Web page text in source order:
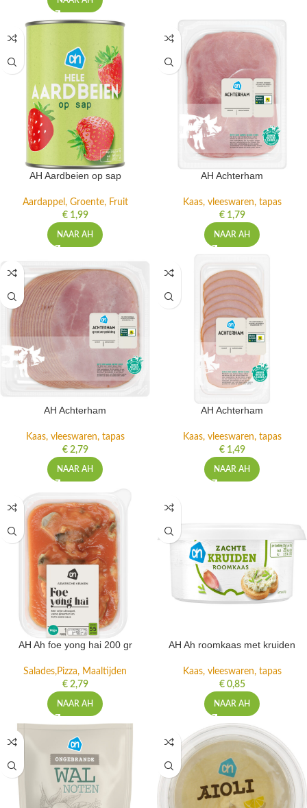
AH Aardbeien op sap
Aardappel, Groente, Fruit
€1,99
NAAR AH
AH Achterham
Kaas, vleeswaren, tapas
€1,79
NAAR AH
AH Achterham
Kaas, vleeswaren, tapas
€2,79
NAAR AH
AH Achterham
Kaas, vleeswaren, tapas
€1,49
NAAR AH
AH Ah foe yong hai 200 gr
Salades,Pizza, Maaltijden
€2,79
NAAR AH
AH Ah roomkaas met kruiden
Kaas, vleeswaren, tapas
€0,85
NAAR AH